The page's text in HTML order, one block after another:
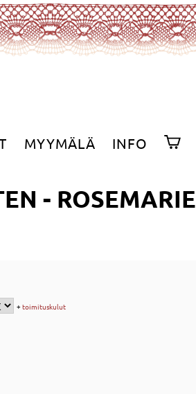
MYYMÄLÄ INFO
- ROSEMARIE
+toimituskulut